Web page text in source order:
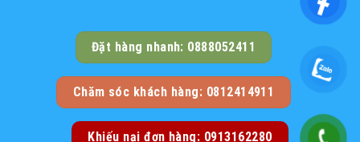
Đặt hàng nhanh: 0888052411
Chăm sóc khách hàng: 0812414911
Khiếu nại đơn hàng: 0913162280